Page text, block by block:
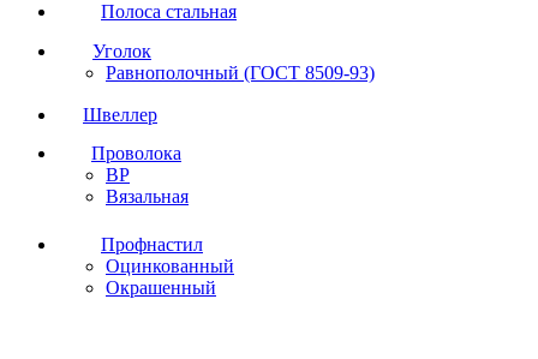
Полоса стальная
Уголок
Равнополочный (ГОСТ 8509-93)
Швеллер
Проволока
ВР
Вязальная
Профнастил
Оцинкованный
Окрашенный